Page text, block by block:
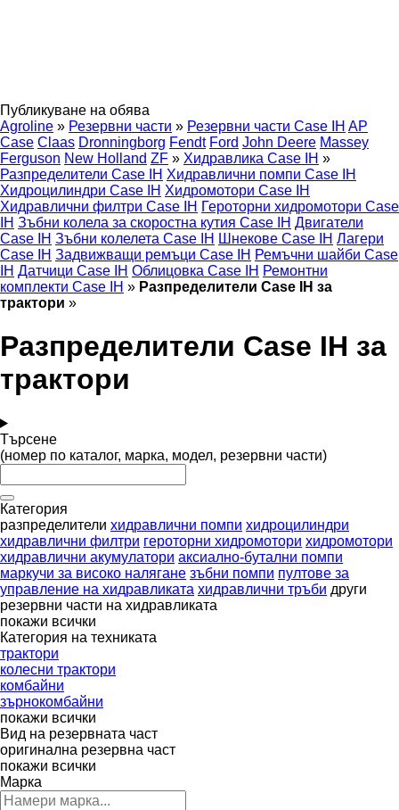
Публикуване на обява
Agroline » Резервни части » Резервни части Case IH AP
Case Claas Dronningborg Fendt Ford John Deere Massey
Ferguson New Holland ZF » Хидравлика Case IH »
Разпределители Case IH Хидравлични помпи Case IH
Хидроцилиндри Case IH Хидромотори Case IH
Хидравлични филтри Case IH Героторни хидромотори Case
IH Зъбни колела за скоростна кутия Case IH Двигатели
Case IH Зъбни колелета Case IH Шнекове Case IH Лагери
Case IH Задвижващи ремъци Case IH Ремъчни шайби Case
IH Датчици Case IH Облицовка Case IH Ремонтни
комплекти Case IH » Разпределители Case IH за
трактори »
Разпределители Case IH за
трактори
Търсене
(номер по каталог, марка, модел, резервни части)
Категория
разпределители хидравлични помпи хидроцилиндри
хидравлични филтри героторни хидромотори хидромотори
хидравлични акумулатори аксиално-бутални помпи
маркучи за високо налягане зъбни помпи пултове за
управление на хидравликата хидравлични тръби други
резервни части на хидравликата
покажи всички
Категория на техниката
трактори
колесни трактори
комбайни
зърнокомбайни
покажи всички
Вид на резервната част
оригинална резервна част
покажи всички
Марка